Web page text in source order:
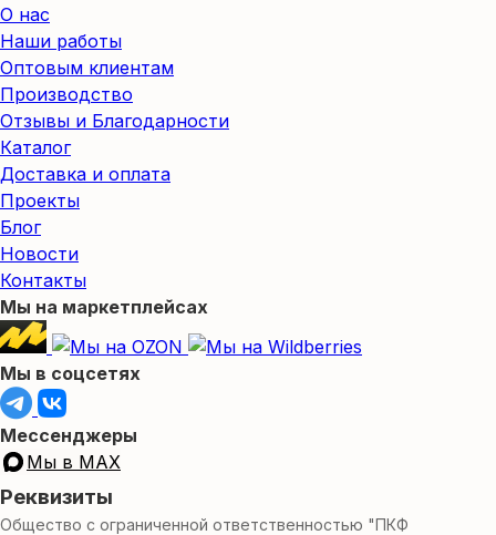
О нас
Наши работы
Оптовым клиентам
Производство
Отзывы и Благодарности
Каталог
Доставка и оплата
Проекты
Блог
Новости
Контакты
Мы на маркетплейсах
Мы в соцсетях
Мессенджеры
Мы в MAX
Реквизиты
Общество с ограниченной ответственностью "ПКФ